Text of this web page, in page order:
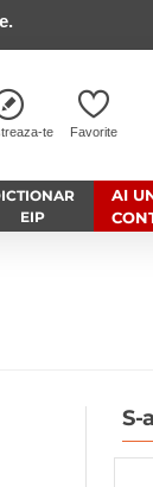
te Favorite
EIP
AI
S-